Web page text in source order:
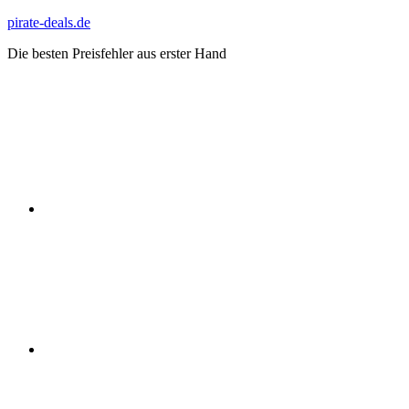
Zum
springen
pirate-deals.de
Die besten Preisfehler aus erster Hand